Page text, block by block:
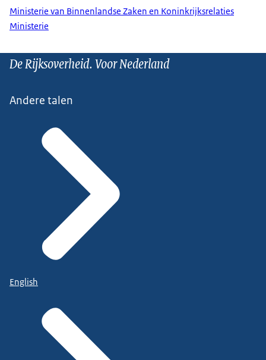
Ministerie van Binnenlandse Zaken en Koninkrijksrelaties
Ministerie
De Rijksoverheid. Voor Nederland
Andere talen
English